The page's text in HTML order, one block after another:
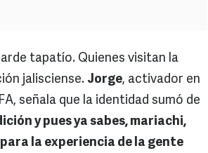
tapatío. Quienes visitan la
jalisciense. Jorge, activador en
señala que la identidad sumó de
y pues ya sabes, mariachi,
la experiencia de la gente